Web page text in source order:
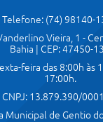
Telefone: (74) 98140-
Vieira, 1 -
Bahia | CEP: 47450-
feira das 8:00h às
17:00h.
CNPJ: 13.879.390/
Municipal de Gentio